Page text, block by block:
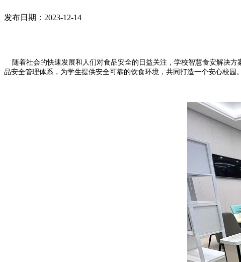
发布日期：2023-12-14
随着社会的快速发展和人们对食品安全的日益关注，学校智慧食安解决
品安全管理体系，为学生提供安全可靠的饮食环境，共同打造一个安心校园。